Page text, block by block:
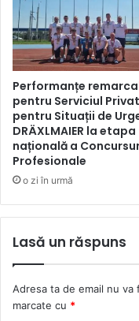
Performanțe
pentru Serviciul Privat
pentru Situații de
DRÄXLMAIER la etapa
națională a
Profesionale
o zi în urmă
Lasă un răspuns
Adresa ta de email nu va
marcate cu *